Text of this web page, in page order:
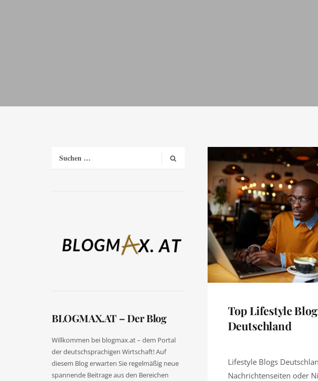
BLOGMAX.AT – Der Blog
Willkommen bei blogmax.at – dem Portal
der deutschsprachigen Wirtschaft! Auf
diesem Blog erwarten Sie regelmäßig neue
spannende Beitrage aus den Bereichen
Top Lifestyle
Deutschland
Lifestyle Blogs
Nachrichtenseiten oder